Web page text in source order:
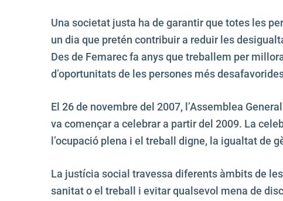
Una societat justa ha de garantir que totes les
un dia que pretén contribuir a reduir les
Des de Femarec fa anys que treballem per
d’oportunitats de les persones més
El 26 de novembre del 2007, l’Assemblea
va començar a celebrar a partir del 2009. La
l’ocupació plena i el treball digne, la igualtat de
La justícia social travessa diferents àmbits de
sanitat o el treball i evitar qualsevol mena de